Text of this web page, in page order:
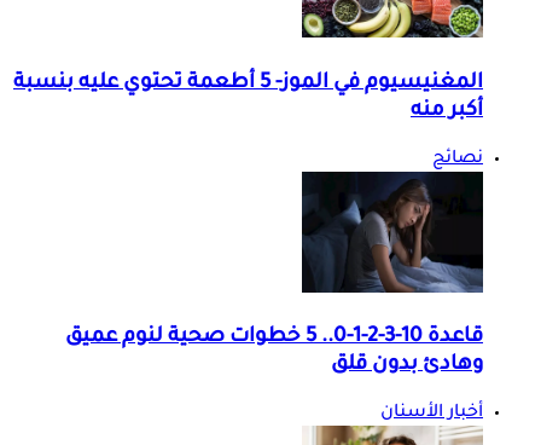
المغنيسيوم في الموز- 5 أطعمة تحتوي عليه بنسبة
أكبر منه
نصائح
قاعدة 10-3-2-1-0.. 5 خطوات صحية لنوم عميق
وهادئ بدون قلق
أخبار الأسنان